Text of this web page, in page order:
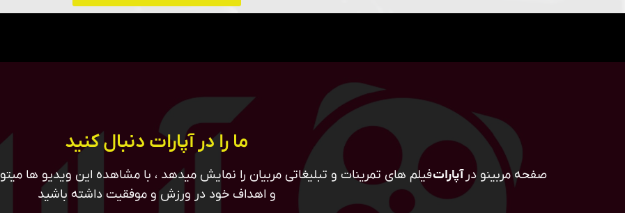
ما را در آپارات دنبال کنید
صفحه مربینو در آپاراتفیلم های تمرینات و تبلیغاتی مربیان را نمایش میدهد ، با مشاهده این ویدیو ها
و اهداف خود در ورزش و موفقیت داشته باشید